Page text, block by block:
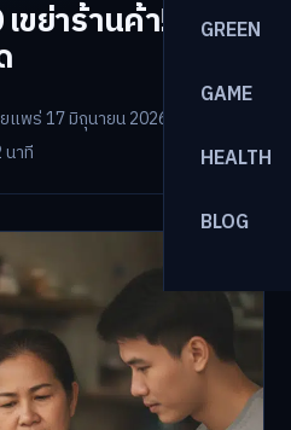
GREEN
GAME
HEALTH
BLOG
ขย่าร้านค้า! SME
แพร่ 17 มิถุนายน 2026
นาที